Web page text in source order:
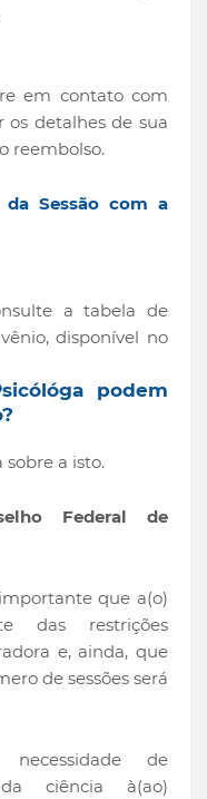
em contato com
os detalhes de sua
reembolso.
Sessão com a
a tabela de
disponível no
podem
a isto.
Federal de
que a(o)
das restrições
e, ainda, que
de sessões será
de
ciência à(ao)